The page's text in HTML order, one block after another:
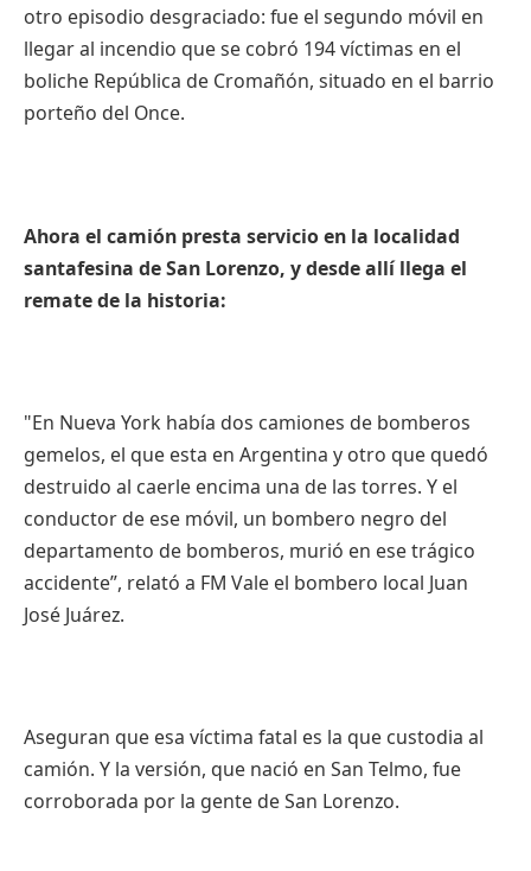
otro episodio desgraciado: fue el segundo móvil en
llegar al incendio que se cobró 194 víctimas en el
boliche República de Cromañón, situado en el barrio
porteño del Once.
Ahora el camión presta servicio en la localidad
santafesina de San Lorenzo, y desde allí llega el
remate de la historia:
"En Nueva York había dos camiones de bomberos
gemelos, el que esta en Argentina y otro que quedó
destruido al caerle encima una de las torres. Y el
conductor de ese móvil, un bombero negro del
departamento de bomberos, murió en ese trágico
accidente”, relató a FM Vale el bombero local Juan
José Juárez.
Aseguran que esa víctima fatal es la que custodia al
camión. Y la versión, que nació en San Telmo, fue
corroborada por la gente de San Lorenzo.